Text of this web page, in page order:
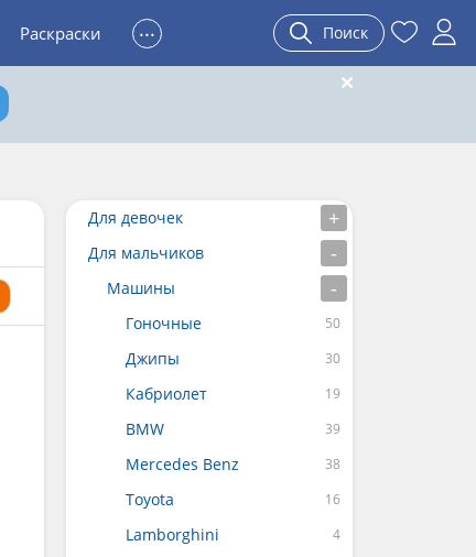
Раскраски ... Поиск
Для девочек
Для мальчиков
Машины
Гоночные
Джипы
Кабриолет
BMW
Mercedes Benz
Toyota
Lamborghini